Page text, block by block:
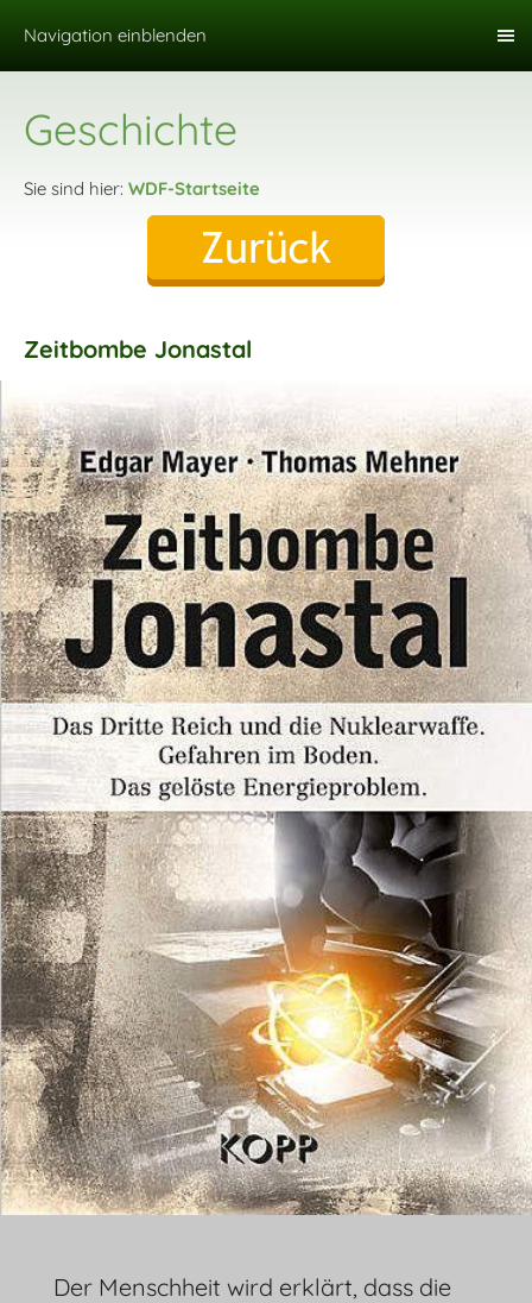
Navigation einblenden
Geschichte
Sie sind hier: WDF-Startseite
Zeitbombe Jonastal
Der Menschheit wird erklärt, dass die